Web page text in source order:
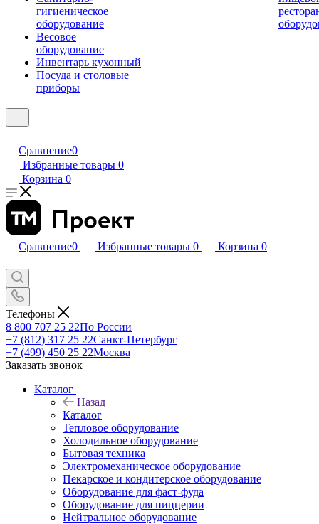
гигиеническое
оборудование
Весовое
оборудование
Инвентарь кухонный
Посуда и столовые
приборы
Сравнение0
Избранные товары 0
Корзина 0
Сравнение0 Избранные товары 0 Корзина 0
Телефоны
8 800 707 25 22По России
+7 (812) 317 25 22Санкт-Петербург
+7 (499) 450 25 22Москва
Заказать звонок
Каталог
Назад
Каталог
Тепловое оборудование
Холодильное оборудование
Бытовая техника
Электромеханическое оборудование
Пекарское и кондитерское оборудование
Оборудование для фаст-фуда
Оборудование для пиццерии
Нейтральное оборудование